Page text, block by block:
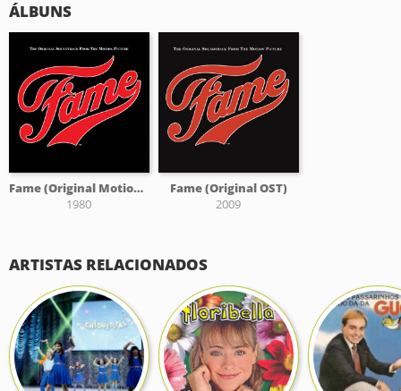
ÁLBUNS
Fame (Original Motion Picture Soundtrack)
1980
Fame (Original OST)
2009
ARTISTAS RELACIONADOS